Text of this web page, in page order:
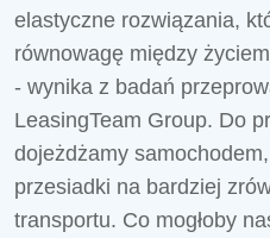
elastyczne rozwiązania,
równowagę między
- wynika z badań
LeasingTeam Group. Do
dojeżdżamy
przesiadki na bardziej
transportu. Co mogłoby